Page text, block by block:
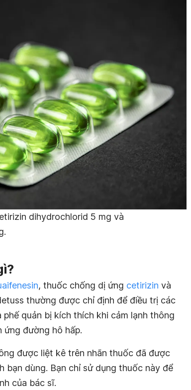
dihydrochlorid 5 mg và
, thuốc chống dị ứng cetirizin và
thường được chỉ định để điều trị các
quản bị kích thích khi cảm lạnh thông
đường hô hấp.
được liệt kê trên nhãn thuốc đã được
bạn dùng. Bạn chỉ sử dụng thuốc này để
của bác sĩ.